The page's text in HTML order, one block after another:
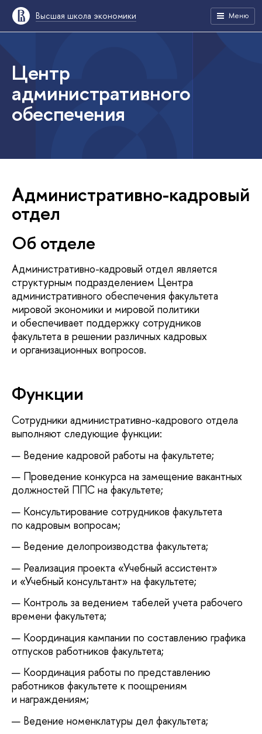
Высшая школа экономики Меню
Центр
административного
обеспечения
Административно-кадровый
отдел
Об отделе
Административно-кадровый отдел является
структурным подразделением Центра
административного обеспечения факультета
мировой экономики и мировой политики
и обеспечивает поддержку сотрудников
факультета в решении различных кадровых
и организационных вопросов.
Функции
Сотрудники административно-кадрового отдела
выполняют следующие функции:
Ведение кадровой работы на факультете;
Проведение конкурса на замещение вакантных
должностей ППС на факультете;
Консультирование сотрудников факультета
по кадровым вопросам;
Ведение делопроизводства факультета;
Реализация проекта «Учебный ассистент»
и «Учебный консультант» на факультете;
Контроль за ведением табелей учета рабочего
времени факультета;
Координация кампании по составлению графика
отпусков работников факультета;
Координация работы по представлению
работников факультете к поощрениям
и награждениям;
Ведение номенклатуры дел факультета;